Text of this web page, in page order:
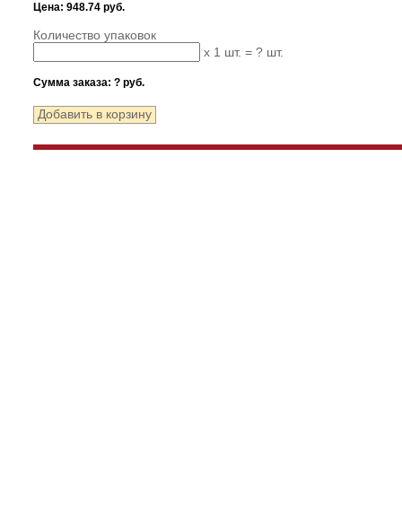
Цена: 948.74 руб.
Количество упаковок
x 1 шт. = ? шт.
Сумма заказа: ? руб.